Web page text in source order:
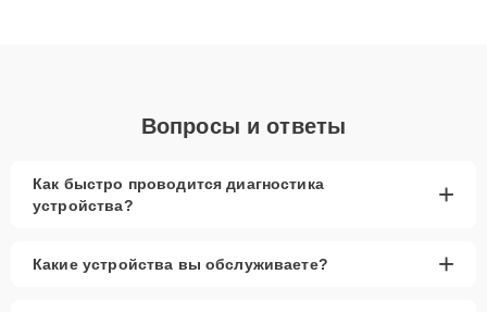
Вопросы и ответы
Как быстро проводится диагностика
устройства?
+
Какие устройства вы обслуживаете? +